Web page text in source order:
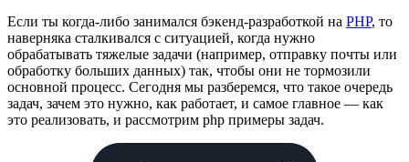
Если ты когда-либо занимался бэкенд-разработкой на PHP, то
наверняка сталкивался с ситуацией, когда нужно
обрабатывать тяжелые задачи (например, отправку почты или
обработку больших данных) так, чтобы они не тормозили
основной процесс. Сегодня мы разберемся, что такое очередь
задач, зачем это нужно, как работает, и самое главное — как
это реализовать, и рассмотрим php примеры задач.